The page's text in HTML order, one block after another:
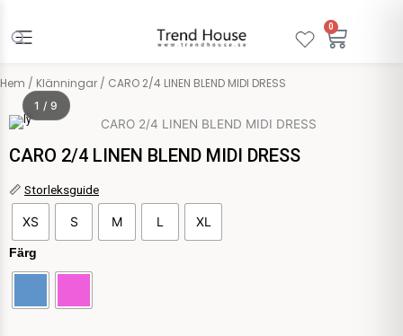
innehåll
0
Hem / Klänningar / CARO 2/4 LINEN BLEND MIDI DRESS
Only
1 / 9
CARO 2/4 LINEN BLEND MIDI DRESS
📏 Storleksguide
XS S M L XL
Färg
CARO
2/4
LINEN
BLEND
MIDI